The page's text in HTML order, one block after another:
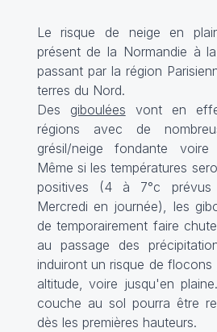
Le risque de neige en
présent de la Normandie à
passant par la région
terres du Nord.
Des giboulées vont en
régions avec de
grésil/neige fondante
Même si les températures
positives (4 à 7°c
Mercredi en journée), les
de temporairement faire
au passage des
induiront un risque de
altitude, voire jusqu'en
couche au sol pourra être
dès les premières hauteurs.